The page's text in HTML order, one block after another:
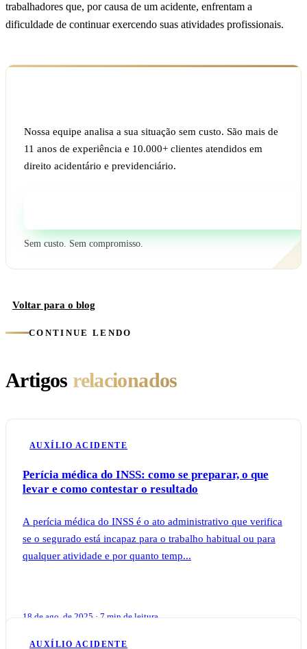
trabalhadores que, por causa de um acidente, enfrentam a
dificuldade de continuar exercendo suas atividades profissionais.
Nossa equipe analisa a sua situação sem custo. São mais de
11 anos de experiência e 10.000+ clientes atendidos em
direito acidentário e previdenciário.
Sem custo. Sem compromisso.
Voltar para o blog
CONTINUE LENDO
Artigos relacionados
AUXÍLIO ACIDENTE
Perícia médica do INSS: como se preparar, o que
levar e como contestar o resultado
A perícia médica do INSS é o ato administrativo que verifica
se o segurado está incapaz para o trabalho habitual ou para
qualquer atividade e por quanto temp...
18 de ago. de 2025 · 7 min de leitura
AUXÍLIO ACIDENTE